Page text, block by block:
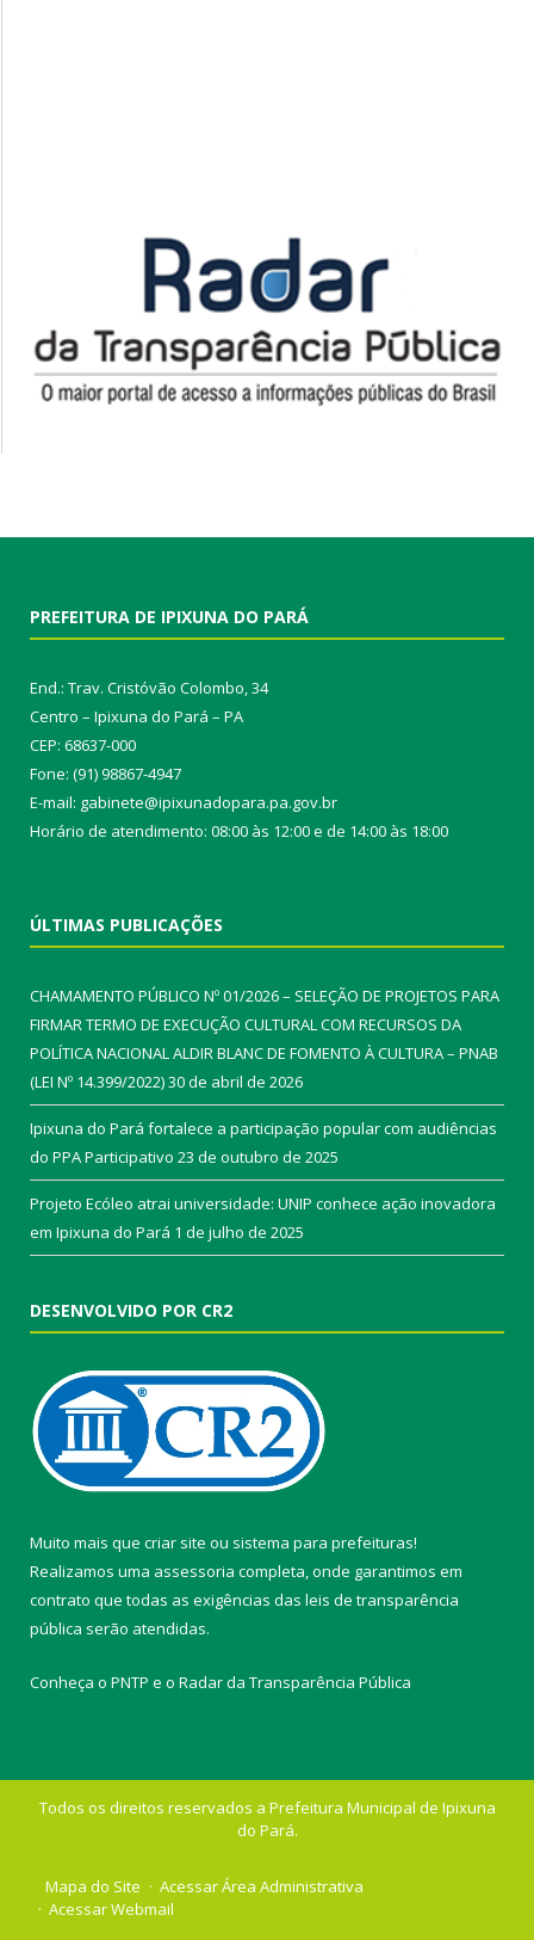
PREFEITURA DE IPIXUNA DO PARÁ
End.: Trav. Cristóvão Colombo, 34
Centro – Ipixuna do Pará – PA
CEP: 68637-000
Fone: (91) 98867-4947
E-mail: gabinete@ipixunadopara.pa.gov.br
Horário de atendimento: 08:00 às 12:00 e de 14:00 às 18:00
ÚLTIMAS PUBLICAÇÕES
CHAMAMENTO PÚBLICO Nº 01/2026 – SELEÇÃO DE PROJETOS PARA
FIRMAR TERMO DE EXECUÇÃO CULTURAL COM RECURSOS DA
POLÍTICA NACIONAL ALDIR BLANC DE FOMENTO À CULTURA – PNAB
(LEI Nº 14.399/2022)30 de abril de 2026
Ipixuna do Pará fortalece a participação popular com audiências
do PPA Participativo 23 de outubro de 2025
Projeto Ecóleo atrai universidade: UNIP conhece ação inovadora
em Ipixuna do Pará 1 de julho de 2025
DESENVOLVIDO POR CR2
Muito mais que criar site ou sistema para prefeituras!
Realizamos uma assessoria completa, onde garantimos em
contrato que todas as exigências das leis de transparência
pública serão atendidas.
Conheça o PNTP e o Radar da Transparência Pública
Todos os direitos reservados a Prefeitura Municipal de Ipixuna
do Pará.
Mapa do Site
Acessar Área Administrativa
Acessar Webmail